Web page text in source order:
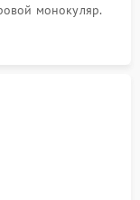
монокуляр.